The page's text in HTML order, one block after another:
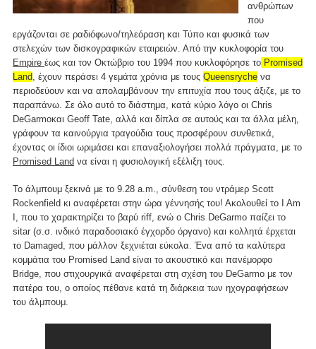
ανθρώπων
που
εργάζονται σε ραδιόφωνο/τηλεόραση και Τύπο και φυσικά των
στελεχών των δισκογραφικών εταιρειών. Από την κυκλοφορία του
Empire έως και τον Οκτώβριο του 1994 που κυκλοφόρησε το Promised
Land , έχουν περάσει 4 γεμάτα χρόνια με τους Queensryche να
περιοδεύουν και να απολαμβάνουν την επιτυχία που τους άξιζε, με το
παραπάνω. Σε όλο αυτό το διάστημα, κατά κύριο λόγο οι Chris
DeGarmoκαι Geoff Tate, αλλά και δίπλα σε αυτούς και τα άλλα μέλη,
γράφουν τα καινούργια τραγούδια τους προσφέρουν συνθετικά,
έχοντας οι ίδιοι ωριμάσει και επαναξιολογήσει πολλά πράγματα, με το
Promised Land να είναι η φυσιολογική εξέλιξη τους.
Το άλμπουμ ξεκινά με το 9.28 a.m., σύνθεση του ντράμερ Scott
Rockenfield κι αναφέρεται στην ώρα γέννησής του! Ακολουθεί το I Am
I, που το χαρακτηρίζει το βαρύ riff, ενώ ο Chris DeGarmo παίζει το
sitar (σ.σ. ινδικό παραδοσιακό έγχορδο όργανο) και κολλητά έρχεται
το Damaged, που μάλλον ξεχνιέται εύκολα. Ένα από τα καλύτερα
κομμάτια του Promised Land είναι το ακουστικό και πανέμορφο
Bridge, που στιχουργικά αναφέρεται στη σχέση του DeGarmo με τον
πατέρα του, ο οποίος πέθανε κατά τη διάρκεια των ηχογραφήσεων
του άλμπουμ.